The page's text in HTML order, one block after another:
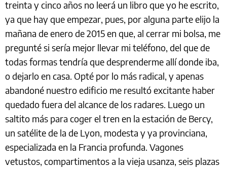
treinta y cinco años no leerá un libro que yo he escrito,
ya que hay que empezar, pues, por alguna parte elijo la
mañana de enero de 2015 en que, al cerrar mi bolsa, me
pregunté si sería mejor llevar mi teléfono, del que de
todas formas tendría que desprenderme allí donde iba,
o dejarlo en casa. Opté por lo más radical, y apenas
abandoné nuestro edificio me resultó excitante haber
quedado fuera del alcance de los radares. Luego un
saltito más para coger el tren en la estación de Bercy,
un satélite de la de Lyon, modesta y ya provinciana,
especializada en la Francia profunda. Vagones
vetustos, compartimentos a la vieja usanza, seis plazas